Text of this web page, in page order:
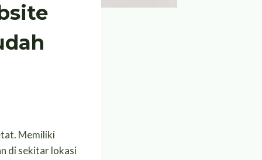
Memiliki
di sekitar lokasi